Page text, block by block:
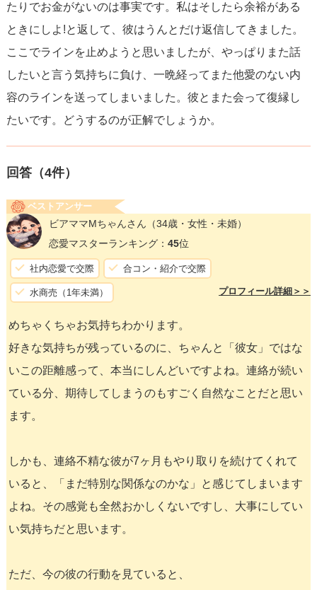
たりでお金がないのは事実です。私はそしたら余裕がある
ときにしよ!と返して、彼はうんとだけ返信してきました。
ここでラインを止めようと思いましたが、やっぱりまた話
したいと言う気持ちに負け、一晩経ってまた他愛のない内
容のラインを送ってしまいました。彼とまた会って復縁し
たいです。どうするのが正解でしょうか。
回答（4件）
ベストアンサー
ビアママMちゃんさん （34歳・女性・未婚）
恋愛マスターランキング： 45位
社内恋愛で交際 合コン・紹介で交際
水商売（1年未満） プロフィール詳細＞＞
めちゃくちゃお気持ちわかります。
好きな気持ちが残っているのに、ちゃんと「彼女」ではな
いこの距離感って、本当にしんどいですよね。連絡が続い
ている分、期待してしまうのもすごく自然なことだと思い
ます。
しかも、連絡不精な彼が7ヶ月もやり取りを続けてくれて
いると、「まだ特別な関係なのかな」と感じてしまいます
よね。その感覚も全然おかしくないですし、大事にしてい
い気持ちだと思います。
ただ、今の彼の行動を見ていると、